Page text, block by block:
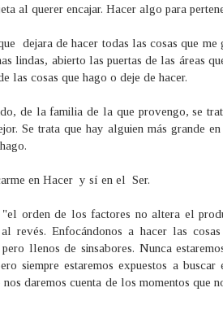
al querer encajar. Hacer algo para
dejara de hacer todas las cosas que me
lindas, abierto las puertas de las áreas
las cosas que hago o deje de hacer.
de la familia de la que provengo, se
Se trata que hay alguien más grande
en Hacer y sí en el Ser.
"el orden de los factores no altera el
revés. Enfocándonos a hacer las
llenos de sinsabores. Nunca
siempre estaremos expuestos a buscar
daremos cuenta de los momentos que